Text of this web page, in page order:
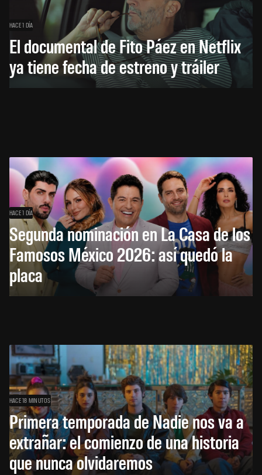
HACE 1 DÍA
El documental de Fito Páez en Netflix
ya tiene fecha de estreno y tráiler
HACE 1 DÍA
Segunda nominación en La Casa de los
Famosos México 2026: así quedó la
placa
HACE 18 MINUTOS
Primera temporada de Nadie nos va a
extrañar: el comienzo de una historia
que nunca olvidaremos